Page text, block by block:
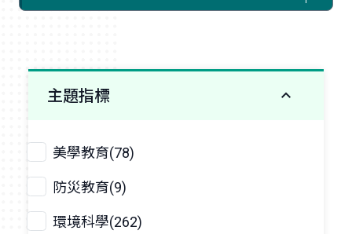
主題指標
美學教育(78)
防災教育(9)
環境科學(262)